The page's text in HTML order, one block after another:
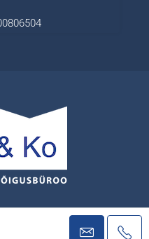
& Ko OÜ 2026